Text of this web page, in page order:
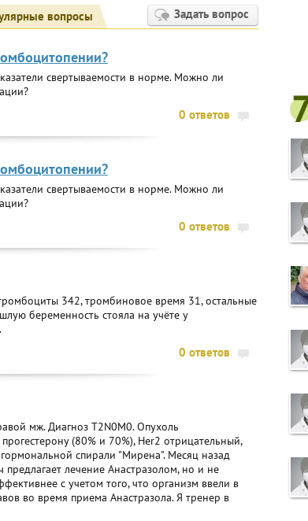
вопросы Задать вопрос
свертываемости в норме. Можно ли
0 ответов
свертываемости в норме. Можно ли
0 ответов
342, тромбиновое время 31, остальные
беременность стояла на учёте у
0 ответов
мж. Диагноз Т2N0M0. Опухоль
(80% и 70%), Her2 отрицательный,
спирали "Мирена". Месяц назад
лечение Анастразолом, но и не
с учетом того, что организм ввели в
во время приема Анастразола. Я тренер в